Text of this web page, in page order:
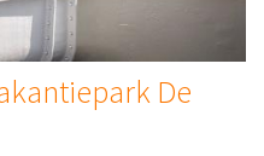
De